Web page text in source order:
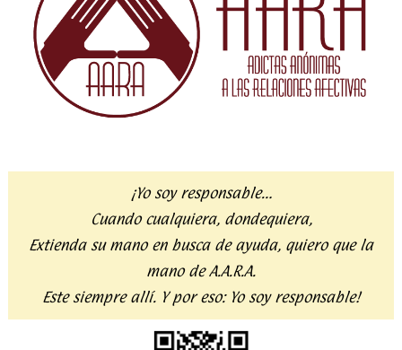
¡Yo soy responsable…
Cuando cualquiera, dondequiera,
Extienda su mano en busca de ayuda, quiero que la
mano de A.A.R.A.
Este siempre allí. Y por eso: Yo soy responsable!